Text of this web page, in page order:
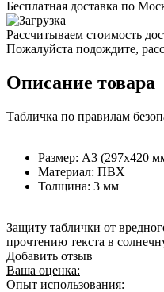
Бесплатная доставка по
Рассчитываем стоимость
Пожалуйста подождите,
Описание товара
Табличка по правилам
Размер: А3 (297х420
Материал: ПВХ
Толщина: 3 мм
Защиту таблички от
прочтению текста в
Добавить отзыв
Ваша оценка:
Опыт использования: